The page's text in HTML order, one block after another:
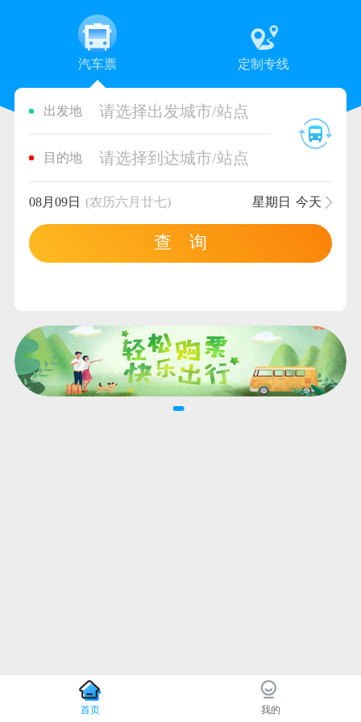
汽车票 定制专线
出发地 请选择出发城市/站点
目的地 请选择到达城市/站点
08月09日 (农历六月廿七) 星期日 今天
查 询
首页 我的